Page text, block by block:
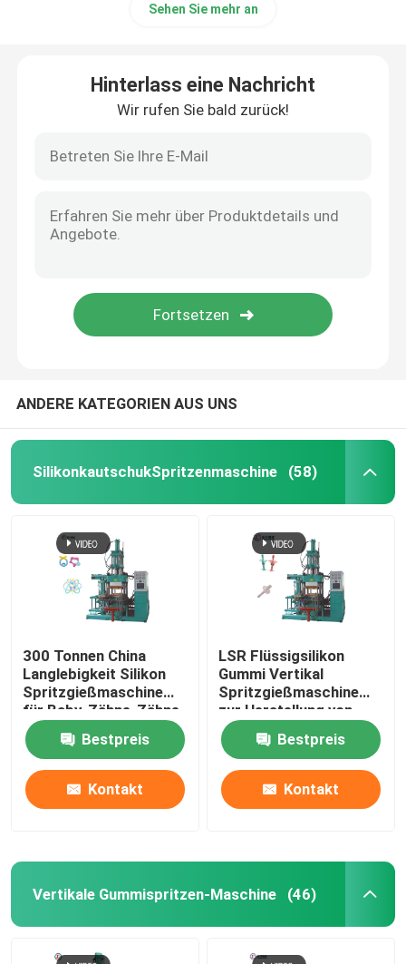
Sehen Sie mehr an
Hinterlass eine Nachricht
Wir rufen Sie bald zurück!
ANDERE KATEGORIEN AUS UNS
SilikonkautschukSpritzenmaschine (58)
300 Tonnen China
Langlebigkeit Silikon
Spritzgießmaschine
für Baby-Zähne-Zähne-
Spielzeug
Bestpreis
Kontakt
LSR Flüssigsilikon
Gummi Vertikal
Spritzgießmaschine
zur Herstellung von
Silikon Baby
ZahnbürsteBestpreis
Kontakt
Vertikale Gummispritzen-Maschine (46)